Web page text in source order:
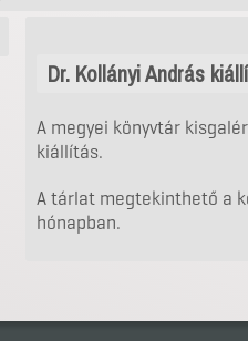
Dr. Kollányi András
A megyei könyvtár
kiállítás.
A tárlat megtekinthető a
hónapban.